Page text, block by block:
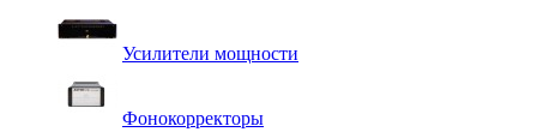
Усилители мощности
Фонокорректоры